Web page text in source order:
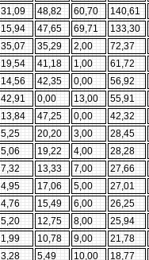
31,09 48,82 60,70
140,61
15,94 47,65 69,71
133,30
35,07 35,29 2,00
72,37
19,54 41,18 1,00
61,72
14,56 42,35 0,00
56,92
42,91 0,00 13,00
55,91
13,84 47,25 0,00
42,32
5,25 20,20 3,00
28,45
5,06 19,22 4,00
28,28
7,32 13,33 7,00
27,66
4,95 17,06 5,00
27,01
4,76 15,49 6,00
26,25
5,20 12,75 8,00
25,94
1,99 10,78 9,00
21,78
3,28 5,49 10,00 18,77